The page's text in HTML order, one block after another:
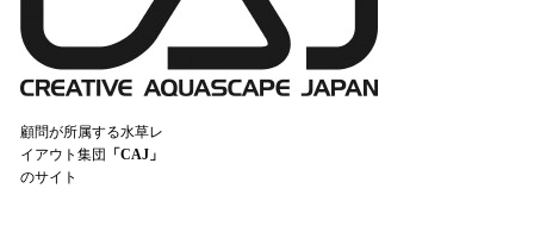
顧問が所属する水草レ
イアウト集団
「CAJ」
のサイト